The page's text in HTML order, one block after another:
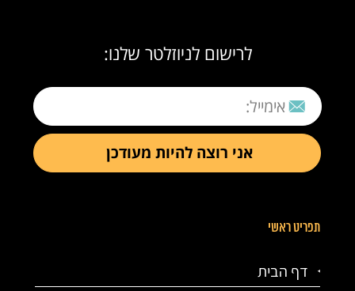
לרישום לניוזלטר שלנו:
תפריט ראשי
דף הבית